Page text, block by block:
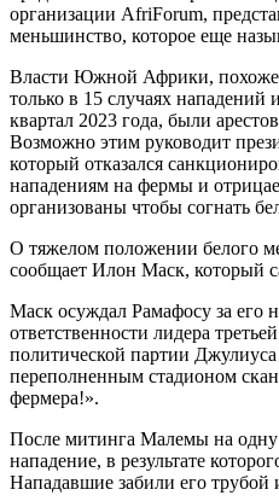
организации AfriForum,
меньшинство, которое еще
Власти Южной Африки,
только в 15 случаях
квартал 2023 года, были
Возможно этим руководит
который отказался
нападениям на фермы и
организованы чтобы согнать
О тяжелом положении белого
сообщает Илон Маск, который
Маск осуждал Рамафосу за его
ответственности лидера
политической партии
переполненным стадионом
фермера!».
После митинга Малемы на
нападение, в результате
Нападавшие забили его трубой